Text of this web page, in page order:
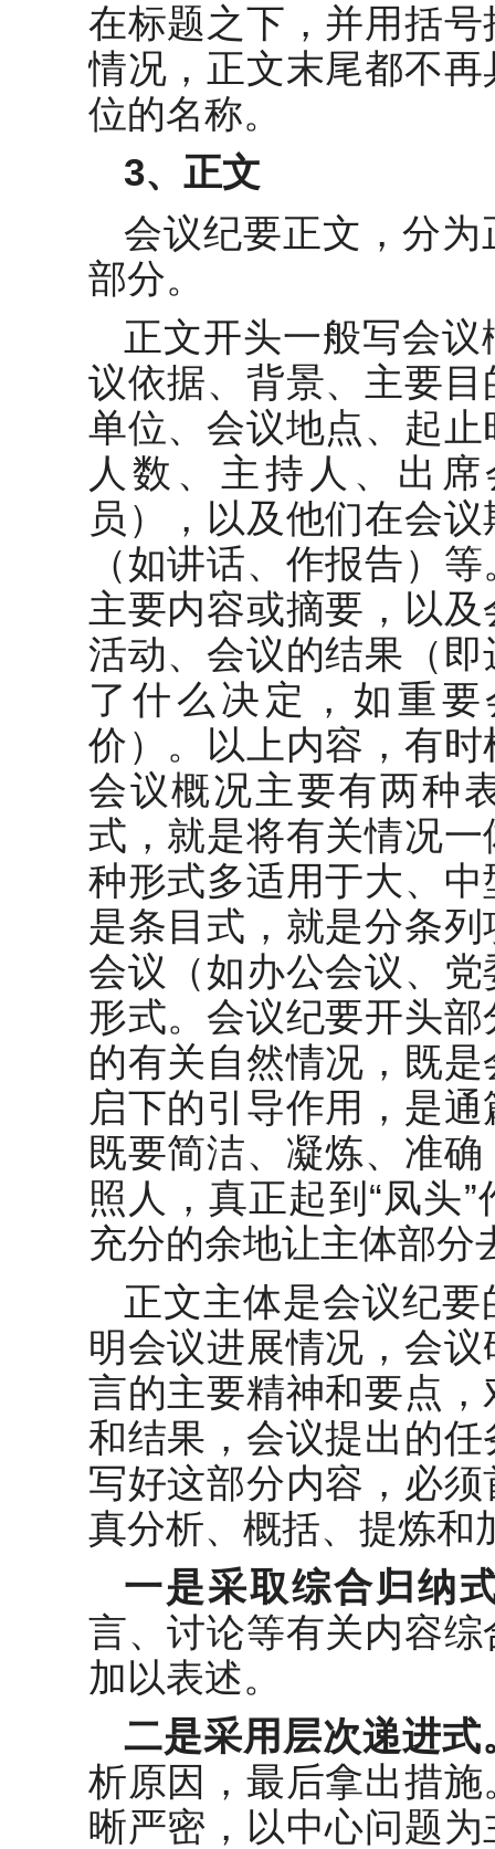
在标题之下，并用括
情况，正文末尾都不
位的名称。
3、正文
会议纪要正文，分
部分。
正文开头一般写会
议依据、背景、主要
单位、会议地点、起
人数、主持人、出
员），以及他们在会
（如讲话、作报告）
主要内容或摘要，以
活动、会议的结果（
了什么决定，如重
价）。以上内容，有
会议概况主要有两种
式，就是将有关情况
种形式多适用于大、
是条目式，就是分条
会议（如办公会议、
形式。会议纪要开头
的有关自然情况，既
启下的引导作用，是
既要简洁、凝炼、准
照人，真正起到“凤头
充分的余地让主体部分
正文主体是会议纪
明会议进展情况，会
言的主要精神和要点
和结果，会议提出的
写好这部分内容，必
真分析、概括、提炼和
一是采取综合归纳
言、讨论等有关内容
加以表述。
二是采用层次递进式
析原因，最后拿出措
晰严密，以中心问题